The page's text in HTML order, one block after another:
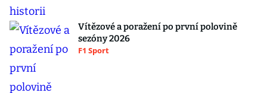
Vítězové a poražení po první polovině
sezóny 2026
F1 Sport